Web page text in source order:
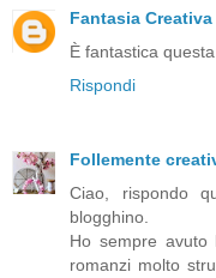
Fantasia Creativa
È fantastica
Rispondi
Follemente
Ciao, rispondo
blogghino.
Ho sempre
romanzi molto